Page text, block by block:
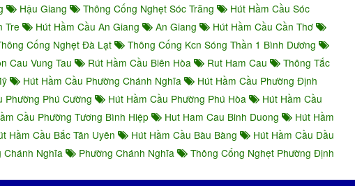
Hậu Giang Thông Cống Nghẹt Sóc Trăng
Hút Hầm Cầu Sóc
Tre Hút Hầm Cầu An Giang An Giang
Hút Hầm Cầu Cần Thơ
Cống Nghẹt Đà Lạt
Thông Cống Kcn Sóng Thần 1 Bình Dương
Cau Vung Tau Rút Hầm Cầu Biên Hòa Rut Ham Cau
Thông Tắc
Hút Hầm Cầu Phường Chánh Nghĩa
Hút Hầm Cầu Phường Định
Phường Phú Cường Hút Hầm Cầu Phường Phú Hòa
Hút Hầm Cầu
Cầu Phường Tương Bình Hiệp Hut Ham Cau Binh Duong
Hút Hầm
Hầm Cầu Bắc Tân Uyên Hút Hầm Cầu Bàu Bàng
Hút Hầm Cầu Dầu
Chánh Nghĩa Phường Chánh Nghĩa
Thông Cống Nghẹt Phường Định